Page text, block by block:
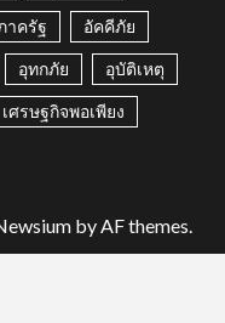
าครัฐ อัคคีภัย
อุทกภัย อุบัติเหตุ
เศรษฐกิจพอเพียง
by AF themes.